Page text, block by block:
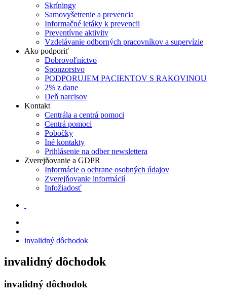
Skríningy
Samovyšetrenie a prevencia
Informačné letáky k prevencii
Preventívne aktivity
Vzdelávanie odborných pracovníkov a supervízie
Ako podporiť
Dobrovoľníctvo
Sponzorstvo
PODPORUJEM PACIENTOV S RAKOVINOU
2% z dane
Deň narcisov
Kontakt
Centrála a centrá pomoci
Centrá pomoci
Pobočky
Iné kontakty
Prihlásenie na odber newslettera
Zverejňovanie a GDPR
Informácie o ochrane osobných údajov
Zverejňovanie informácií
Infožiadosť
invalidný dôchodok
invalidný dôchodok
invalidný dôchodok